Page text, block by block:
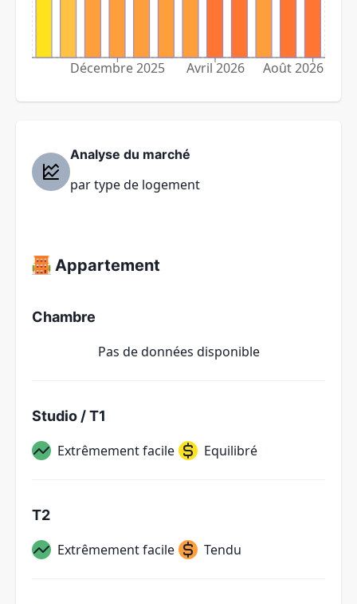
Décembre 2025 Avril 2026 Août 2026
Analyse du marché
par type de logement
Appartement
Chambre
Pas de données disponible
Studio / T1
Extrêmement facile Equilibré
T2
Extrêmement facile Tendu